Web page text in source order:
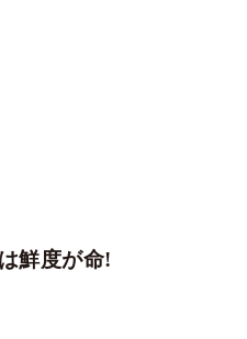
鮮度が命!